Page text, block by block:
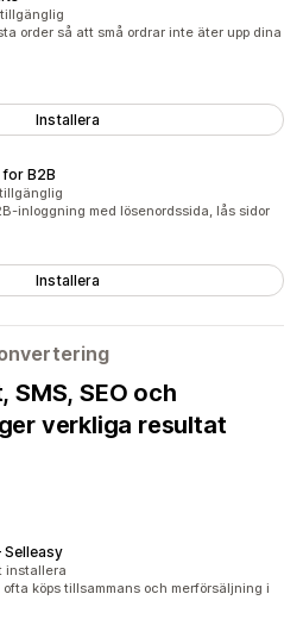
order så att små ordrar inte äter upp dina
Installera
B2B
inloggning med lösenordssida, lås sidor
Installera
SEO och
verkliga resultat
installera
ofta köps tillsammans och merförsäljning i